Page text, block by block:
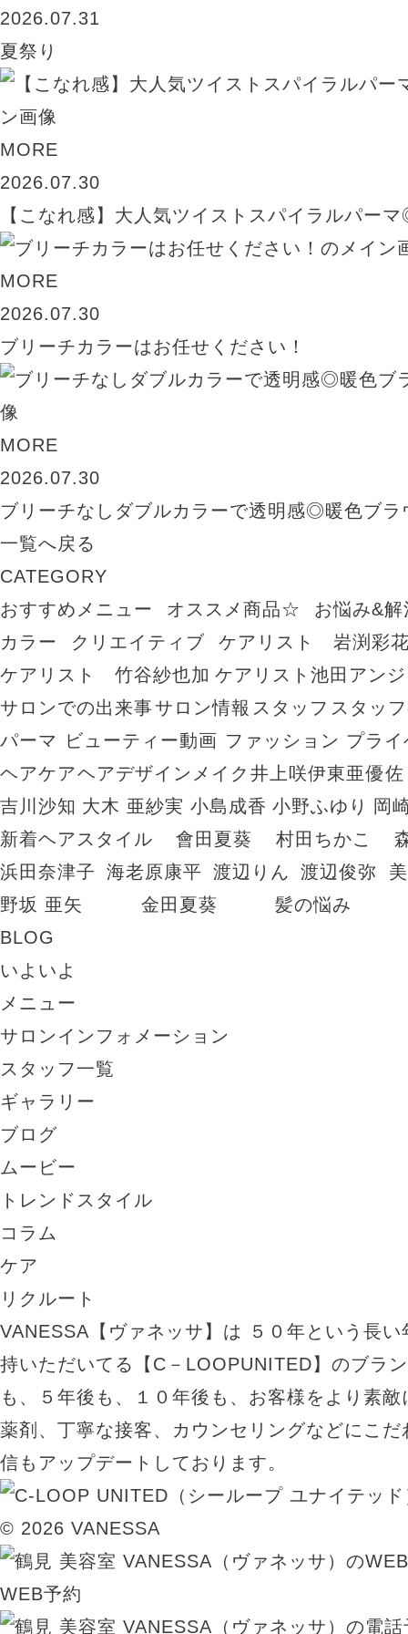
2026.07.31
夏祭り
MORE
2026.07.30
【こなれ感】大人気ツイストスパイラルパー
MORE
2026.07.30
ブリーチカラーはお任せください！
MORE
2026.07.30
ブリーチなしダブルカラーで透明感◎暖色ブラ
一覧へ戻る
CATEGORY
おすすめメニュー
オススメ商品☆
お悩み&解
カラー
クリエイティブ
ケアリスト 岩渕彩
ケアリスト 竹谷紗也加 ケアリスト池田アン
サロンでの出来事サロン情報 スタッフ スタッ
パーマ
ビューティー動画 ファッション プラ
ヘアケアヘアデザイン メイク 井上咲伊東亜優
吉川沙知 大木 亜紗実 小島成香 小野ふゆり
岡
新着ヘアスタイル
會田夏葵 村田ちかこ
浜田奈津子
海老原康平 渡辺りん 渡辺俊弥
野坂 亜矢
金田夏葵
髪の悩み
BLOG
いよいよ
メニュー
サロンインフォメーション
スタッフ一覧
ギャラリー
ブログ
ムービー
トレンドスタイル
コラム
ケア
リクルート
VANESSA【ヴァネッサ】は ５０年という長
持いただいてる【C－LOOPUNITED】のブラ
も、５年後も、１０年後も、お客様をより素
薬剤、丁寧な接客、カウンセリングなどにこ
信もアップデートしております。
© 2026 VANESSA
WEB予約